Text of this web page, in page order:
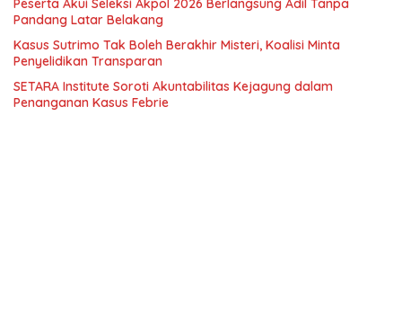
Peserta Akui Seleksi Akpol 2026 Berlangsung Adil Tanpa
Pandang Latar Belakang
Kasus Sutrimo Tak Boleh Berakhir Misteri, Koalisi Minta
Penyelidikan Transparan
SETARA Institute Soroti Akuntabilitas Kejagung dalam
Penanganan Kasus Febrie